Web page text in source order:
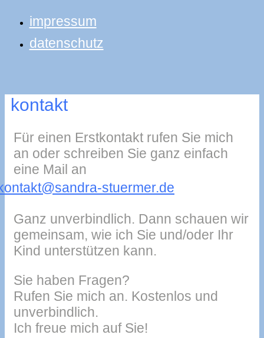
impressum
datenschutz
kontakt
Für einen Erstkontakt rufen Sie mich
an oder schreiben Sie ganz einfach
eine Mail an
stuermer.de
Ganz unverbindlich. Dann schauen wir
gemeinsam, wie ich Sie und/oder Ihr
Kind unterstützen kann.
Sie haben Fragen?
Rufen Sie mich an. Kostenlos und
unverbindlich.
Ich freue mich auf Sie!